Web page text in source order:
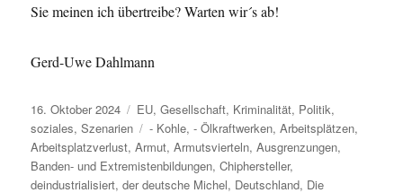
Sie meinen ich übertreibe? Warten wir´s ab!
Gerd-Uwe Dahlmann
Veröffentlicht
am
16. Oktober 2024 Kategorien
EU,Gesellschaft, Kriminalität, Politik,
soziales,Szenarien Schlagwörter
- Kohle,- Ölkraftwerken,Arbeitsplätzen,
Arbeitsplatzverlust,Armut,Armutsvierteln,Ausgrenzungen,
Banden- und Extremistenbildungen,Chiphersteller,
deindustrialisiert,der deutsche Michel, Deutschland, Die